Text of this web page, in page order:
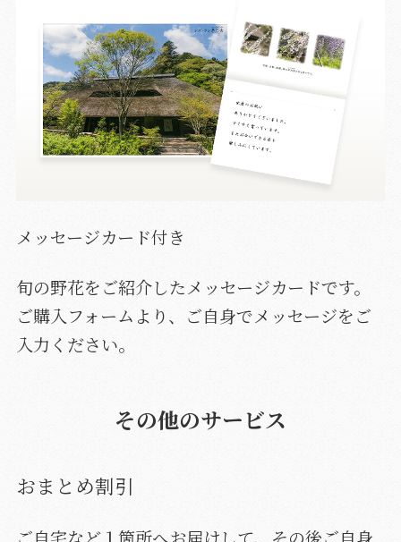
メッセージカード付き
旬の野花をご紹介したメッセージカードです。
ご購入フォームより、ご自身でメッセージをご
入力ください。
その他のサービス
おまとめ割引
ご自宅など１箇所へお届けして、その後ご自身